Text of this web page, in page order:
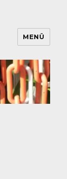
MENÜ